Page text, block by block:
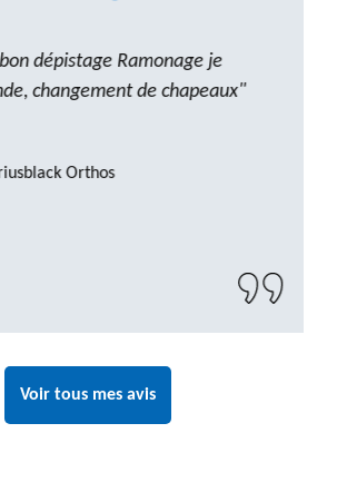
dépistage Ramonage je
changement de chapeaux"
Orthos
Voir tous mes avis